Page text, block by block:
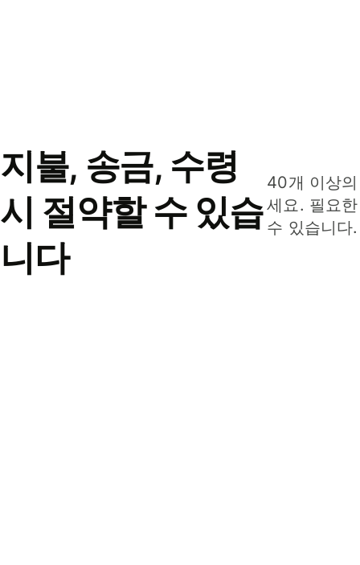
지불, 송금, 수령
시 절약할 수 있습
니다
40개 이상
세요. 필요
수 있습니다.